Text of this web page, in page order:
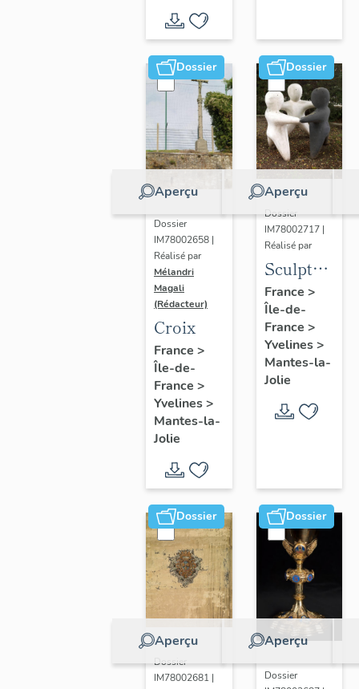
Dossier
Aperçu
Dossier
IM78002658 |
Réalisé par
Mélandri
Magali
(Rédacteur)
Croix
France >
Île-de-
France >
Yvelines>
Mantes-la-
Jolie
Dossier
Aperçu
Dossier
IM78002717 |
Réalisé par
Sculpture
: la
Ronde
France >
Île-de-
France >
Yvelines>
Mantes-la-
Jolie
Dossier
Aperçu
Dossier
IM78002681 |
Dossier
Aperçu
Dossier